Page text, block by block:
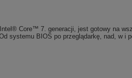
Core™ 7. generacji, jest gotowy na
systemu BIOS po przeglądarkę, nad, w i